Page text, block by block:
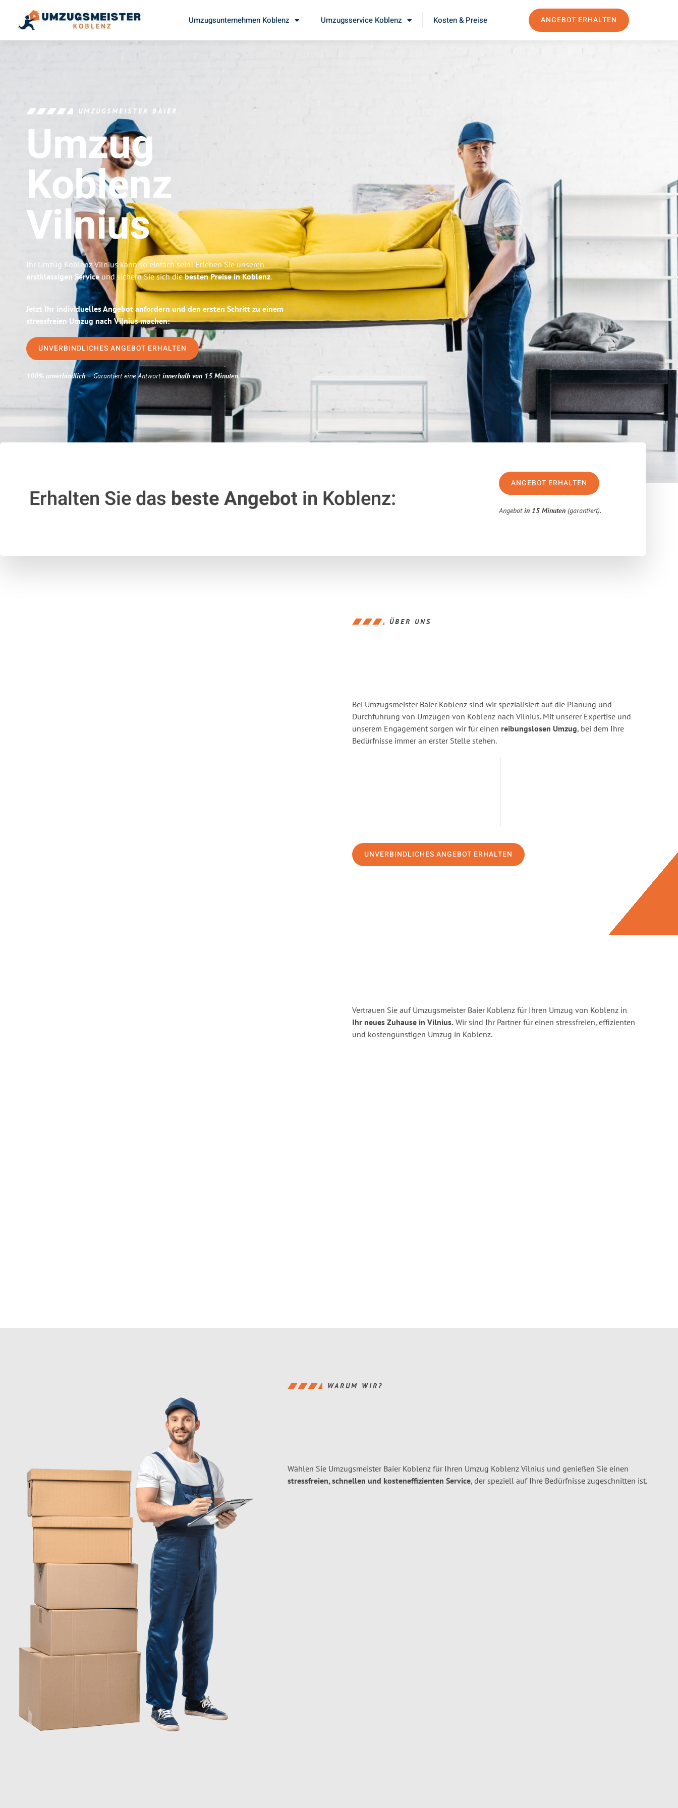
Umzugsunternehmen Koblenz Umzugsservice Koblenz Kosten & Preise ANGEBOT ERHALTEN
UMZUGSMEISTER BAIER
Umzug
Koblenz
Vilnius
Ihr Umzug Koblenz Vilnius kann so einfach sein! Erleben Sie unseren
erstklassigen Serviceund sichern Sie sich diebesten Preise in Koblenz.
Jetzt Ihr individuelles Angebot anfordern und den ersten Schritt zu einem
stressfreien Umzug nach Vilnius machen:
UNVERBINDLICHES ANGEBOT ERHALTEN
100% unverbindlich– Garantiert eine Antwortinnerhalb von 15 Minuten.
Erhalten Sie das beste Angebotin Koblenz:
ANGEBOT ERHALTEN
Angebotin 15 Minuten (garantiert).
ÜBER UNS
Bei Umzugsmeister Baier Koblenz sind wir spezialisiert auf die Planung und
Durchführung von Umzügen von Koblenz nach Vilnius. Mit unserer Expertise und
unserem Engagement sorgen wir für einen reibungslosen Umzug, bei dem Ihre
Bedürfnisse immer an erster Stelle stehen.
UNVERBINDLICHES ANGEBOT ERHALTEN
Vertrauen Sie auf Umzugsmeister Baier Koblenz für Ihren Umzug von Koblenz in
Ihr neues Zuhause in Vilnius. Wir sind Ihr Partner für einen stressfreien, effizienten
und kostengünstigen Umzug in Koblenz.
WARUM WIR?
Wählen Sie Umzugsmeister Baier Koblenz für Ihren Umzug Koblenz Vilnius und genießen Sie einen
stressfreien, schnellen und kosteneffizienten Service, der speziell auf Ihre Bedürfnisse zugeschnitten ist.